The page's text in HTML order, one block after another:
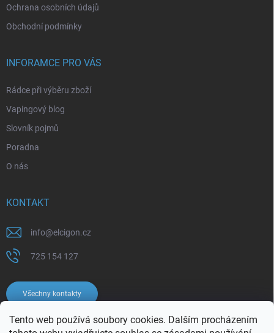
Tento web používá soubory cookies. Dalším procházením
Ochrana osobních údajů
Obchodní podmínky
INFORAMCE PRO VÁS
Rádce při výběru zboží
Vapingový blog
Slovník pojmů
Poradna
O nás
KONTAKT
info@elcigon.cz
725 154 127
Všechny kontakty